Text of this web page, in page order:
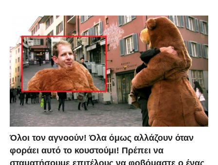
Όλοι τον αγνοούν! Όλα όμως αλλάζουν όταν
φοράει αυτό το κουστούμι! Πρέπει να